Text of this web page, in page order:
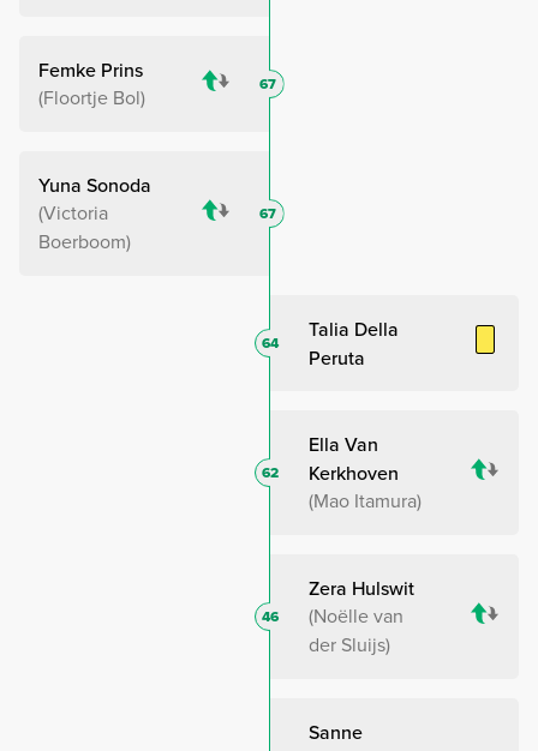
Femke Prins
Floortje Bol 67
Yuna Sonoda
Victoria
Boerboom
67
Talia Della
Peruta
64
Ella Van
Kerkhoven
Mao Itamura
62
Zera Hulswit
Noëlle van
der Sluijs
46
Sanne